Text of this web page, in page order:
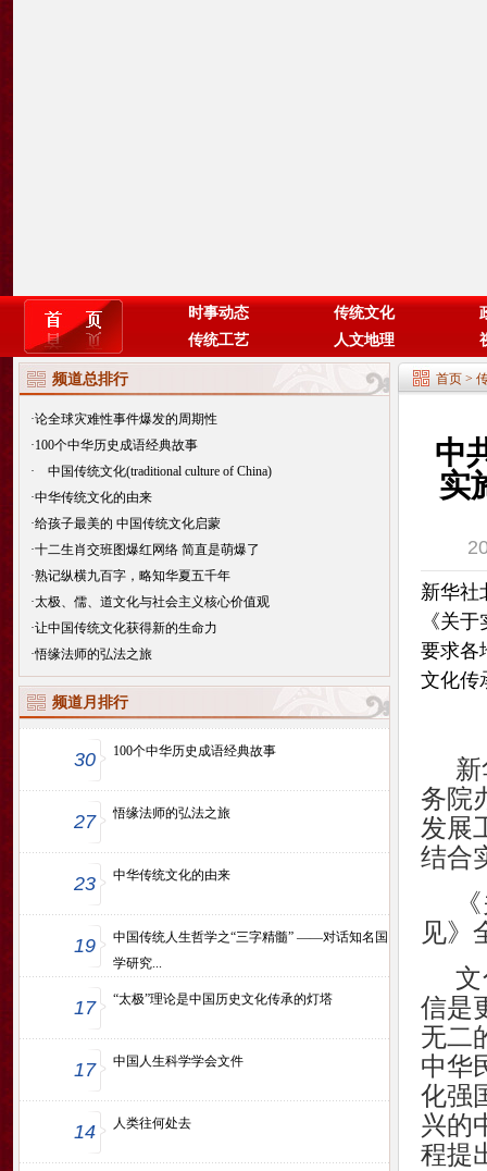
时事动态 传统文化
传统工艺
人文地理
频道总排行
·论全球灾难性事件爆发的周期性
·100个中华历史成语经典故事
· 中国传统文化(traditional culture of China)
·中华传统文化的由来
·给孩子最美的 中国传统文化启蒙
·十二生肖交班图爆红网络 简直是萌爆了
·熟记纵横九百字，略知华夏五千年
·太极、儒、道文化与社会主义核心价值观
·让中国传统文化获得新的生命力
·悟缘法师的弘法之旅
频道月排行
30 100个中华历史成语经典故事
27 悟缘法师的弘法之旅
23 中华传统文化的由来
19
中国传统人生哲学之“三字精髓” ——对话知名国
学研究...
17 “太极”理论是中国历史文化传承的灯塔
17 中国人生科学学会文件
14 人类往何处去
首页>
中
实
新华社
《关
要求各
文化传
务院
发展
结合
见》
信是
无二
中华
化强
兴的
程提